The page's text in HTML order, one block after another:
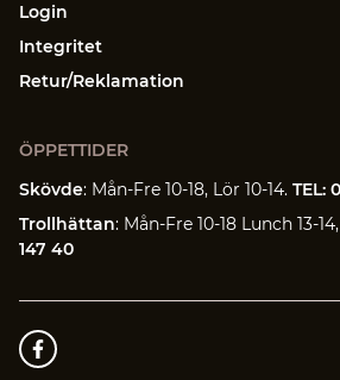
Login
Integritet
Retur/Reklamation
ÖPPETTIDER
Skövde: Mån-Fre 10-18, Lör 10-14. TEL:
Trollhättan: Mån-Fre 10-18 Lunch 13-
147 40